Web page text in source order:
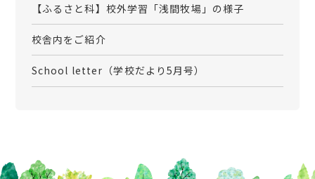
【ふるさと科】校外学習「浅間牧場」の様子
校舎内をご紹介
School letter（学校だより5月号）